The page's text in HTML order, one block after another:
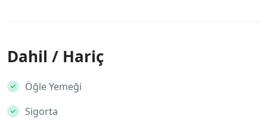
Dahil / Hariç
Öğle Yemeği
Sigorta